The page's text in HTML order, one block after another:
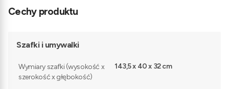
Cechy produktu
Szafki i umywalki
Wymiary szafki (wysokość x
szerokość x głębokość)
143,5 x 40 x 32 cm